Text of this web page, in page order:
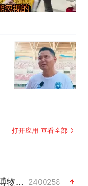
打开应用 查看全部
部分观众入场受阻 浙江省博物馆致歉 2400258